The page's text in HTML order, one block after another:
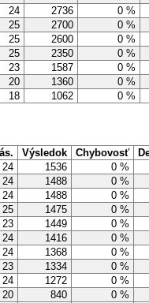
24 2736
0 %
25 2700
0 %
25 2600
0 %
25 2350
0 %
23 1587
0 %
20 1360
0 %
18 1062 0 %
Výsledok Chybovosť
24 1536
0 %
24 1488
0 %
24 1488
0 %
25 1475
0 %
23 1449
0 %
24 1416
0 %
24 1368
0 %
23 1334
0 %
24 1272
0 %
20 840
0 %